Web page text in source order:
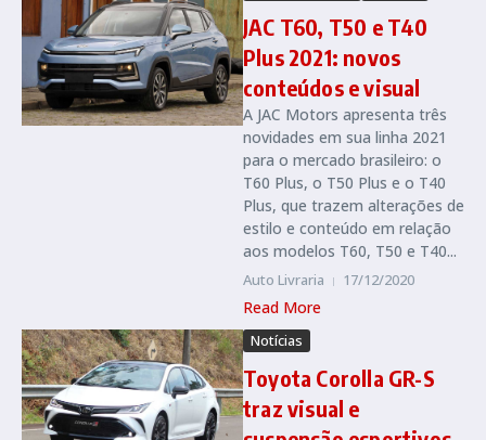
JAC T60, T50 e T40
Plus 2021: novos
conteúdos e visual
A JAC Motors apresenta três
novidades em sua linha 2021
para o mercado brasileiro: o
T60 Plus, o T50 Plus e o T40
Plus, que trazem alterações de
estilo e conteúdo em relação
aos modelos T60, T50 e T40...
Auto Livraria 17/12/2020
Read More
Notícias
Toyota Corolla GR-S
traz visual e